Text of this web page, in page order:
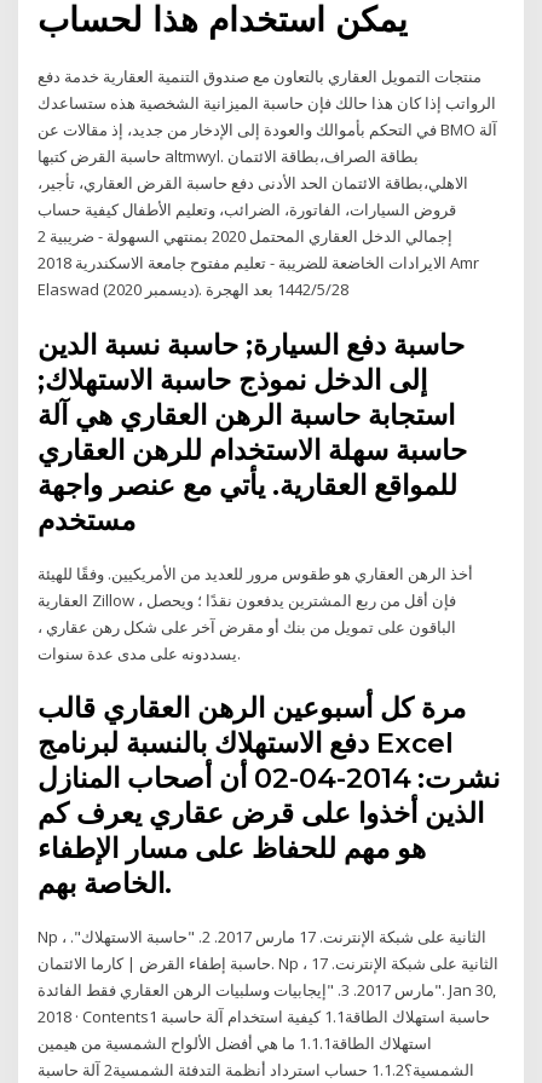
منتجات التمويل العقاري بالتعاون مع صندوق التنمية العقارية خدمة دفع
الرواتب إذا كان هذا حالك فإن حاسبة الميزانية الشخصية هذه ستساعدك
في التحكم بأموالك والعودة إلى الإدخار من جديد، إذ مقالات عن BMO آلة
حاسبة القرض كتبها altmwyl. بطاقة الصراف،بطاقة الائتمان
الاهلي،بطاقة الائتمان الحد الأدنى دفع حاسبة القرض العقاري، تأجير،
قروض السيارات، الفاتورة، الضرائب، وتعليم الأطفال كيفية حساب
إجمالي الدخل العقاري المحتمل 2020 بمنتهي السهولة - ضريبية 2
الايرادات الخاضعة للضريبة - تعليم مفتوح جامعة الاسكندرية 2018 Amr
Elaswad (ديسمبر 2020). 28‏‏/5‏‏/1442 بعد الهجرة
حاسبة دفع السيارة; حاسبة نسبة الدين
إلى الدخل نموذج حاسبة الاستهلاك;
استجابة حاسبة الرهن العقاري هي آلة
حاسبة سهلة الاستخدام للرهن العقاري
للمواقع العقارية. يأتي مع عنصر واجهة
مستخدم
أخذ الرهن العقاري هو طقوس مرور للعديد من الأمريكيين. وفقًا للهيئة
العقارية Zillow ، فإن أقل من ربع المشترين يدفعون نقدًا ؛ ويحصل
الباقون على تمويل من بنك أو مقرض آخر على شكل رهن عقاري ،
يسددونه على مدى عدة سنوات.
مرة كل أسبوعين الرهن العقاري قالب
دفع الاستهلاك بالنسبة لبرنامج Excel
نشرت: 2014-04-02 أن أصحاب المنازل
الذين أخذوا على قرض عقاري يعرف كم
هو مهم للحفاظ على مسار الإطفاء
الخاصة بهم.
Np ، الثانية على شبكة الإنترنت. 17 مارس 2017. 2. "حاسبة الاستهلاك".
حاسبة إطفاء القرض | كارما الائتمان. Np ، الثانية على شبكة الإنترنت. 17
مارس 2017. 3. "إيجابيات وسلبيات الرهن العقاري فقط الفائدة". Jan 30,
2018 · Contents1 حاسبة استهلاك الطاقة1.1 كيفية استخدام آلة حاسبة
استهلاك الطاقة1.1.1 ما هي أفضل الألواح الشمسية من هيمين
الشمسية؟1.1.2 حساب استرداد أنظمة التدفئة الشمسية2 آلة حاسبة